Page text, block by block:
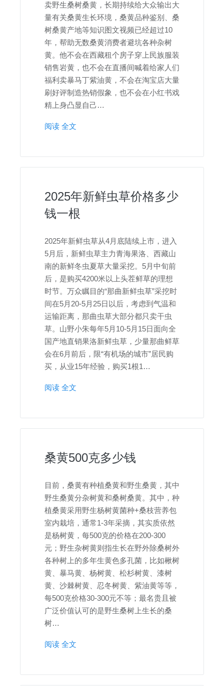
卖野生桑树桑黄，长期持续给大众输出大
量有关桑黄生长环境，桑黄品种鉴别、桑
树桑黄产地等知识图文视频已经超过10
年，帮助无数桑黄消费者避坑各种杂树
黄。他不会在西藏租个房子穿上民族服装
销售岩黄，也不会在直播间喊着给家人们
福利卖暴马丁紫油黄，不会在淘宝店大量
刷好评制造热销假象，也不会在小红书戏
精上身凸显自己…
阅读 全文
2025年新鲜虫草价格多少
钱一根
2025年新鲜虫草从4月底陆续上市，进入
5月后，新鲜虫草主力青海果洛、西藏山
南的新鲜冬虫夏草大量采挖。5月中旬前
后，是购买4200米以上头茬鲜草的理想
时节。万众瞩目的“那曲新鲜虫草”采挖时
间在5月20-5月25日以后，考虑到气温和
运输距离，那曲虫草大部分都只卖干虫
草。山野小朱每年5月10-5月15日面向全
国产地直销果洛新鲜虫草，少量那曲鲜草
会在6月前后，限“有机场的城市”居民购
买，从业15年经验，购买1根1…
阅读 全文
桑黄500克多少钱
目前，桑黄有种植桑黄和野生桑黄，其中
野生桑黄分杂树黄和桑树桑黄。其中，种
植桑黄采用野生杨树黄菌种+桑枝营养包
室内栽培，通常1-3年采摘，其实质依然
是杨树黄，每500克的价格在200-300
元；野生杂树黄则指生长在野外除桑树外
各种树上的多年生黄色多孔菌，比如楸树
黄、暴马黄、杨树黄、松杉树黄、漆树
黄、沙棘树黄、忍冬树黄、紫油黄等等，
每500克价格30-300元不等；最名贵且被
广泛价值认可的是野生桑树上生长的桑
树…
阅读 全文